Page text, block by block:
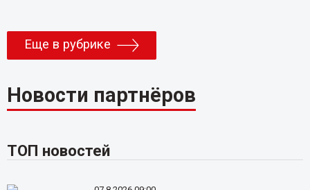
Еще в рубрике
Новости партнёров
ТОП новостей